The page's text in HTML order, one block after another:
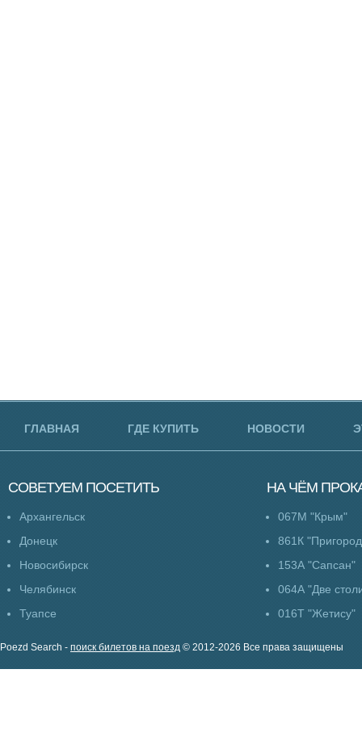
ГЛАВНАЯ ГДЕ КУПИТЬ НОВОСТИ
СОВЕТУЕМ ПОСЕТИТЬ
Архангельск
Донецк
Новосибирск
Челябинск
Туапсе
НА ЧЁМ
067М "Крым"
861К
153А "Сапсан"
064А "Две
016Т "Жетису"
Poezd Search - поиск билетов на поезд © 2012-2026 Все права защищены